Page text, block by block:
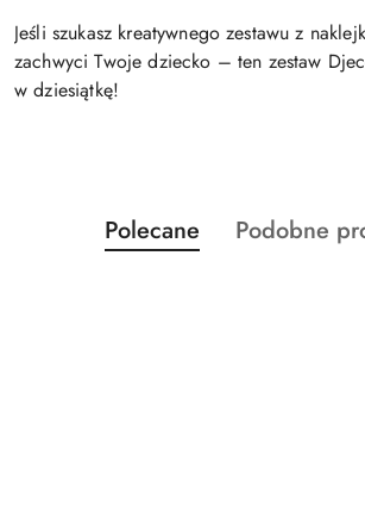
Jeśli szukasz kreatywnego zestawu z
zachwyci Twoje dziecko – ten zestaw
w dziesiątkę!
Pomiń karuzelę produktów
Produkty
o
Polecane
Produkty
Podobne